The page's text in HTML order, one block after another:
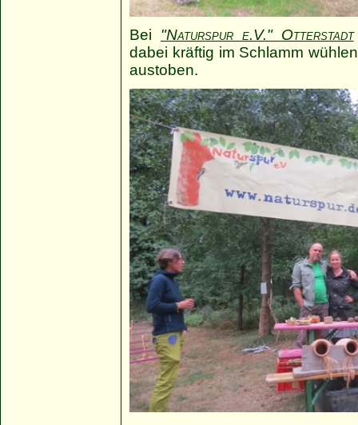
Bei "Naturspur e.V." Otterstadt
dabei kräftig im Schlamm
austoben.